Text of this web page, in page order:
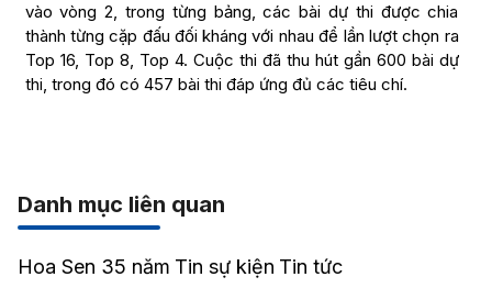
vào vòng 2, trong từng bảng, các bài dự thi được chia
thành từng cặp đấu đối kháng với nhau để lần lượt chọn ra
Top 16, Top 8, Top 4. Cuộc thi đã thu hút gần 600 bài dự
thi, trong đó có 457 bài thi đáp ứng đủ các tiêu chí.
Danh mục liên quan
Hoa Sen 35 năm Tin sự kiện Tin tức